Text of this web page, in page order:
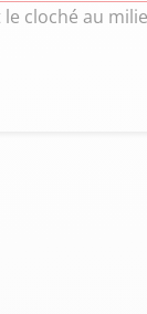
cloché au